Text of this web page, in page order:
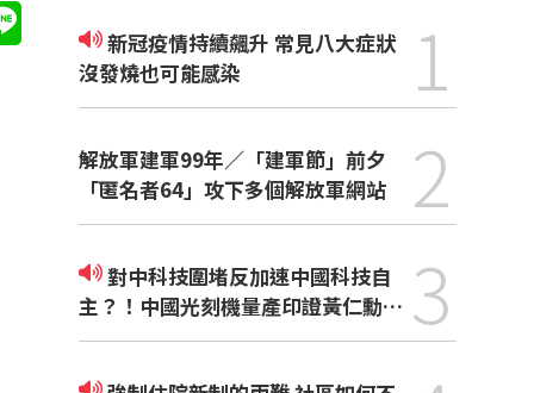
新冠疫情持續飆升 常見八大症狀
沒發燒也可能感染
1
解放軍建軍99年／「建軍節」前夕
「匿名者64」攻下多個解放軍網站
2
對中科技圍堵反加速中國科技自
主？！中國光刻機量產印證黃仁勳觀
點
3